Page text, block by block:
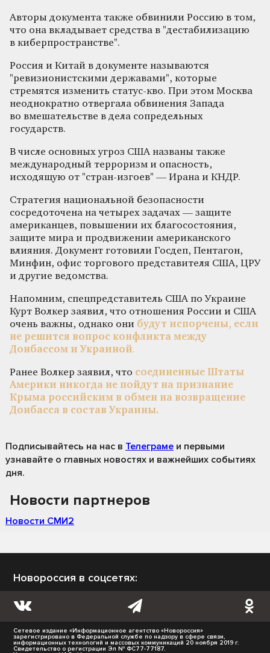
Авторы документа также обвинили Россию в том,
что она вкладывает средства в "дестабилизацию
в киберпространстве".
Россия и Китай в документе называются
"ревизионистскими державами", которые
стремятся изменить статус-кво. При этом Москва
неоднократно отвергала обвинения Запада
во вмешательстве в дела сопредельных
государств.
В числе основных угроз США названы также
международный терроризм и опасность,
исходящую от "стран-изгоев" — Ирана и КНДР.
Стратегия национальной безопасности
сосредоточена на четырех задачах — защите
американцев, повышении их благосостояния,
защите мира и продвижении американского
влияния. Документ готовили Госдеп, Пентагон,
Минфин, офис торгового представителя США, ЦРУ
и другие ведомства.
Напомним, спецпредставитель США по Украине
Курт Волкер заявил, что отношения России и США
очень важны, однако они будут испорчены, если
не решится вопрос конфликта между
Донбассом и Украиной.
Ранее Волкер заявил, что соединенные Штаты
Америки никогда не пойдут на признание
Крыма российским в обмен на возвращение
Донбасса в состав Украины.
Подписывайтесь на нас в Телеграме и первыми
узнавайте о главных новостях и важнейших событиях
дня.
Новости партнеров
Новости СМИ2
Новороссия в соцсетях:
Сетевое издание «Информационное агентство «Новороссия»
зарегистрировано в Федеральной службе по надзору в сфере связи,
информационных технологий и массовых коммуникаций 20 ноября 2019 г.
Свидетельство о регистрации Эл № ФС77-77187.